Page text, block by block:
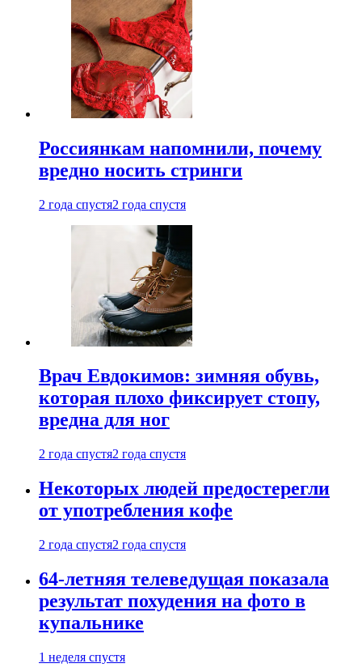
Россиянкам напомнили, почему
вредно носить стринги
2 года спустя2 года спустя
Врач Евдокимов: зимняя обувь,
которая плохо фиксирует стопу,
вредна для ног
2 года спустя2 года спустя
Некоторых людей предостерегли
от употребления кофе
2 года спустя2 года спустя
64-летняя телеведущая показала
результат похудения на фото в
купальнике
1 неделя спустя